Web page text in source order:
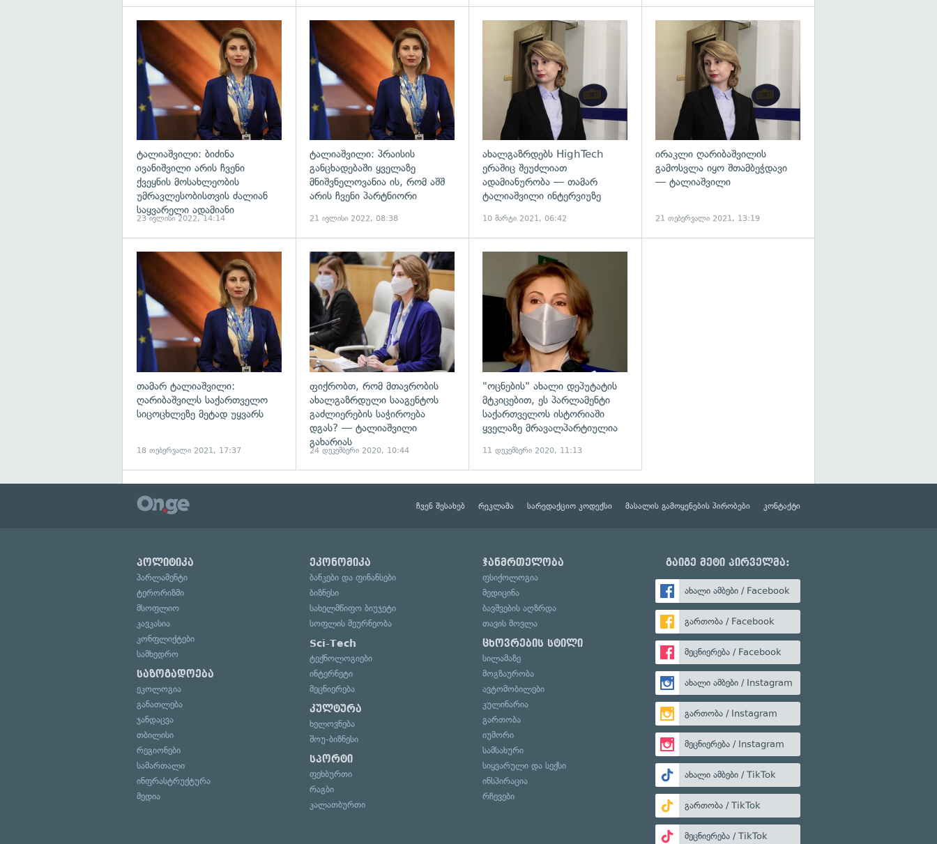
გადახედვა
ტალიაშვილი: ბიძინა
ივანიშვილი არის ჩვენი
ქვეყნის მოსახლეობის
უმრავლესობისთვის ძალიან
საყვარელი ადამიანი
23 ივლისი 2022, 14:14
ტალიაშვილი: პრაისის
განცხადებაში ყველაზე
მნიშვნელოვანია ის, რომ აშშ
არის ჩვენი პარტნიორი
21 ივლისი 2022, 08:38
ახალგაზრდებს HighTech
ერაშიც შეუძლიათ
ადამიანურობა — თამარ
ტალიაშვილი ინტერვიუზე
10 მარტი 2021, 06:42
ირაკლი ღარიბაშვილის
გამოსვლა იყო შთამბეჭდავი
— ტალიაშვილი
21 თებერვალი 2021, 13:19
გადახედვა
თამარ ტალიაშვილი:
ღარიბაშვილს საქართველო
სიცოცხლეზე მეტად უყვარს
18 თებერვალი 2021, 17:37
ფიქრობთ, რომ მთავრობის
ახალგაზრდული სააგენტოს
გაძლიერების საჭიროება
დგას? — ტალიაშვილი
გახარიას
24 დეკემბერი 2020, 10:44
"ოცნების" ახალი დეპუტატის
მტკიცებით, ეს პარლამენტი
საქართველოს ისტორიაში
ყველაზე მრავალპარტიულია
11 დეკემბერი 2020, 11:13
ჩვენ შესახებ რეკლამა სარედაქციო კოდექსი მასალის გამოყენების პირობები კონტაქტი
პოლიტიკა
პარლამენტი
ტერორიზმი
მსოფლიო
კავკასია
კონფლიქტები
სამხედრო
საზოგადოება
ეკოლოგია
განათლება
ჯანდაცვა
თბილისი
რეგიონები
სამართალი
ინფრასტრუქტურა
მედია
ეკონომიკა
ბანკები და ფინანსები
ბიზნესი
სახელმწიფო ბიუჯეტი
სოფლის მეურნეობა
Sci-Tech
ტექნოლოგიები
ინტერნეტი
მეცნიერება
კულტურა
ხელოვნება
შოუ-ბიზნესი
სპორტი
ფეხბურთი
რაგბი
კალათბურთი
ჯანმრთელობა
ფსიქოლოგია
მედიცინა
ბავშვების აღზრდა
თავის მოვლა
ცხოვრების სტილი
სილამაზე
მოგზაურობა
ავტომობილები
კულინარია
გართობა
იუმორი
სამსახური
სიყვარული და სექსი
ინსპირაცია
რჩევები
გაიგე მეტი პირველმა:
ახალი ამბები / Facebook
გართობა / Facebook
მეცნიერება / Facebook
ახალი ამბები / Instagram
გართობა / Instagram
მეცნიერება / Instagram
ახალი ამბები / TikTok
გართობა / TikTok
მეცნიერება / TikTok